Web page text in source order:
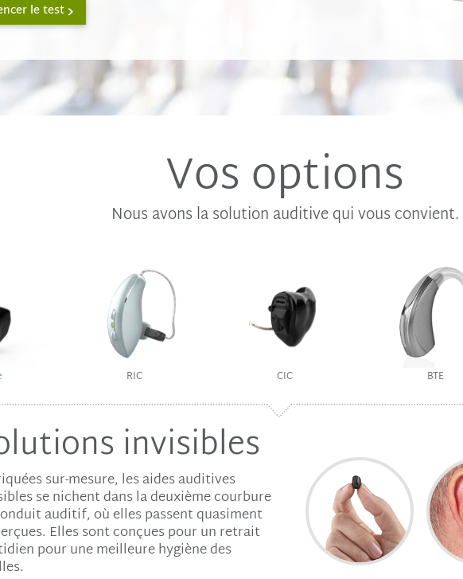
le test
Vos options
Nous avons la solution auditive qui vous convient.
RIC CIC BTE
invisibles
sur-mesure, les aides auditives
se nichent dans la deuxième courbure
auditif, où elles passent quasiment
Elles sont conçues pour un retrait
pour une meilleure hygiène des